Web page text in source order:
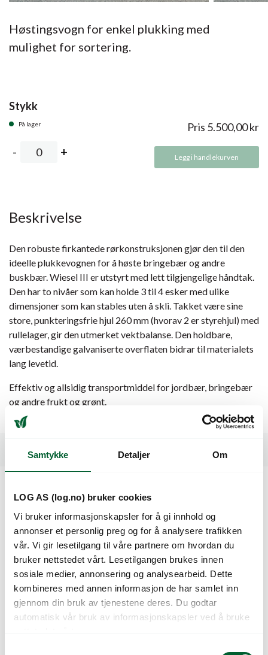
Samtykke Detaljer Om
LOG AS (log.no) bruker cookies
Vi bruker informasjonskapsler for å gi innhold og
annonser et personlig preg og for å analysere trafikken
vår. Vi gir lesetilgang til våre partnere om hvordan du
bruker nettstedet vårt. Lesetilgangen brukes innen
sosiale medier, annonsering og analysearbeid. Dette
kombineres med annen informasjon de har samlet inn
gjennom din bruk av tjenestene deres. Du godtar
automatisk vår bruk av informasjonskapsler ved å bruke
Høstingsvogn for enkel plukking med
mulighet for sortering.
Stykk
På lager Pris 5.500,00kr
Legg i handlekurven
Beskrivelse
Den robuste firkantede rørkonstruksjonen gjør den til den
ideelle plukkevognen for å høste bringebær og andre
buskbær. Wiesel III er utstyrt med lett tilgjengelige håndtak.
Den har to nivåer som kan holde 3 til 4 esker med ulike
dimensjoner som kan stables uten å skli. Takket være sine
store, punkteringsfrie hjul 260 mm (hvorav 2 er styrehjul) med
rullelager, gir den utmerket vektbalanse. Den holdbare,
værbestandige galvaniserte overflaten bidrar til materialets
lang levetid.
Effektiv og allsidig transportmiddel for jordbær, bringebær
og andre frukt og grønt.
Dimensjoner: 900 x 640 x 1000 mm
Spesifikasjoner
Kunder så også på